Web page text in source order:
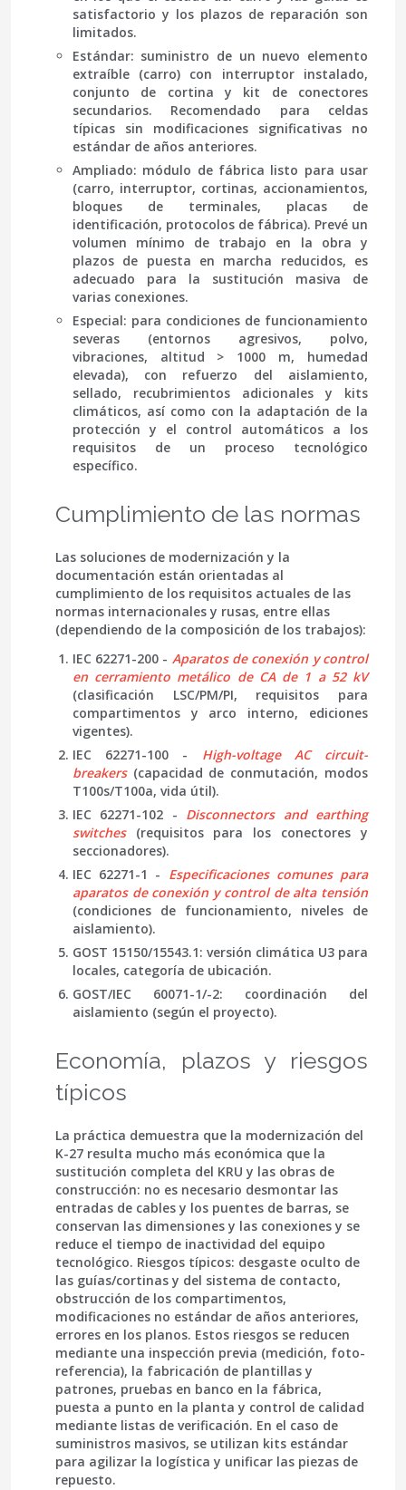
satisfactorio y los plazos de reparación son
limitados.
Estándar: suministro de un nuevo elemento
extraíble (carro) con interruptor instalado,
conjunto de cortina y kit de conectores
secundarios. Recomendado para celdas
típicas sin modificaciones significativas no
estándar de años anteriores.
Ampliado: módulo de fábrica listo para usar
(carro, interruptor, cortinas, accionamientos,
bloques de terminales, placas de
identificación, protocolos de fábrica). Prevé un
volumen mínimo de trabajo en la obra y
plazos de puesta en marcha reducidos, es
adecuado para la sustitución masiva de
varias conexiones.
Especial: para condiciones de funcionamiento
severas (entornos agresivos, polvo,
vibraciones, altitud > 1000 m, humedad
elevada), con refuerzo del aislamiento,
sellado, recubrimientos adicionales y kits
climáticos, así como con la adaptación de la
protección y el control automáticos a los
requisitos de un proceso tecnológico
específico.
Cumplimiento de las normas
Las soluciones de modernización y la
documentación están orientadasal
cumplimiento de los requisitos actuales de las
normas internacionales y rusas, entre ellas
(dependiendo de la composición de los trabajos):
IEC 62271-200 - Aparatos de conexión y control
en cerramiento metálico de CA de 1 a 52 kV
(clasificación LSC/PM/PI, requisitos para
compartimentos y arco interno, ediciones
vigentes).
IEC 62271-100 - High-voltage AC circuit-
breakers(capacidad de conmutación, modos
T100s/T100a, vida útil).
IEC 62271-102 - Disconnectors and earthing
switches(requisitos para los conectores y
seccionadores).
IEC 62271-1 - Especificaciones comunes para
aparatos de conexión y control de alta tensión
(condiciones de funcionamiento, niveles de
aislamiento).
GOST 15150/15543.1: versión climática U3 para
locales, categoría de ubicación.
GOST/IEC 60071-1/-2: coordinación del
aislamiento (según el proyecto).
Economía, plazos y riesgos
típicos
La práctica demuestra que la modernización del
K-27 resulta mucho más económica que la
sustitución completa del KRU y las obras de
construcción: no es necesario desmontar las
entradas de cables y los puentes de barras, se
conservan las dimensiones y las conexiones y se
reduce el tiempo de inactividad del equipo
tecnológico. Riesgos típicos: desgaste oculto de
las guías/cortinas y del sistema de contacto,
obstrucción de los compartimentos,
modificaciones no estándar de años anteriores,
errores en los planos. Estos riesgos se reducen
mediante una inspección previa (medición, foto-
referencia), la fabricación de plantillas y
patrones, pruebas en banco en la fábrica,
puesta a punto en la planta y control de calidad
mediante listas de verificación. En el caso de
suministros masivos, se utilizan kits estándar
para agilizar la logística y unificar las piezas de
repuesto.